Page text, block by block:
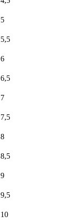
5
5,5
6
6,5
7
7,5
8
8,5
9
9,5
10